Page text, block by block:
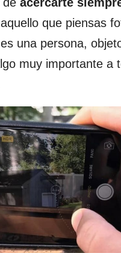
que piensas
una persona,
muy importante a